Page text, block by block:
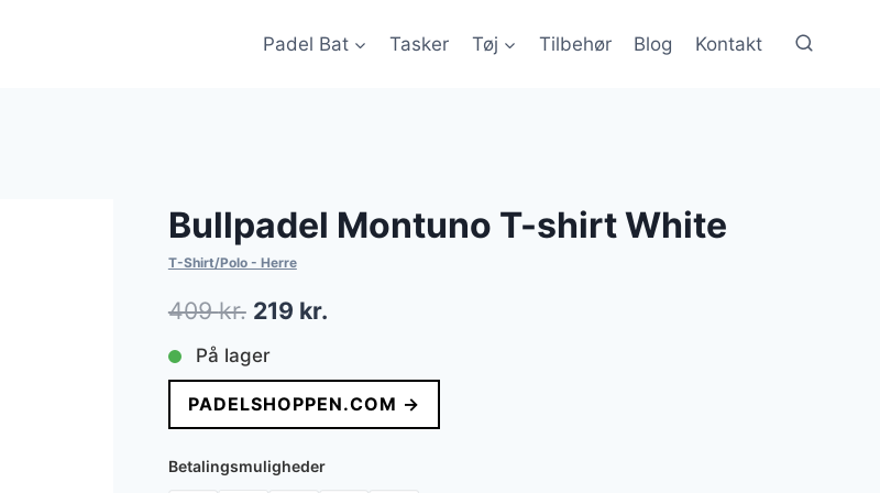
Padel Bat Tasker Tøj Tilbehør Blog Kontakt
Bullpadel Montuno T-shirt White
T-Shirt/Polo - Herre
409kr. Den
oprindelige
pris
var:
409 kr..
219 kr.Den
pris
er:
På lager
PADELSHOPPEN.COM →
Betalingsmuligheder